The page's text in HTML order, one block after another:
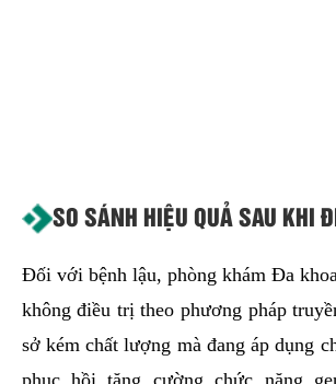
không điều trị theo phương pháp
sở kém chất lượng mà đang áp dụng
phục hồi tăng cường chức năng
phương pháp chữa bệnh lậu tiên
công lên đến 97%, cùng tỷ lệ tái phát